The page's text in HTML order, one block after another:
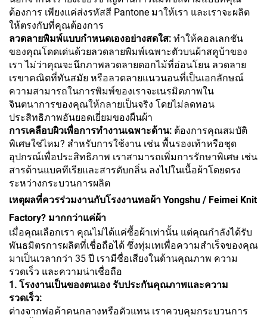
ต้องการ เพียงแค่ส่งรหัสสี Pantone มาให้เรา และเราจะผลิต
ให้ตรงกับที่คุณต้องการ
ลวดลายพิมพ์แบบกำหนดเองอย่างสดใส: ทำให้คอลเลกชัน
ของคุณโดดเด่นด้วยลวดลายพิมพ์เฉพาะตัวบนผ้าสคูบ้าของ
เรา ไม่ว่าคุณจะนึกภาพลวดลายดอกไม้ที่อ่อนโยน ลวดลาย
เรขาคณิตที่ทันสมัย หรือลวดลายแนวนอนที่เป็นเอกลักษณ์
ความสามารถในการพิมพ์ของเราจะเนรมิตภาพใน
จินตนาการของคุณให้กลายเป็นจริง โดยไม่ลดทอน
ประสิทธิภาพอันยอดเยี่ยมของผืนผ้า
การเคลือบผิวเพื่อการทำงานเฉพาะด้าน: ต้องการคุณสมบัติ
พิเศษใช่ไหม? สำหรับการใช้งาน เช่น พื้นรองเท้าหรือชุด
อุปกรณ์เพื่อประสิทธิภาพ เราสามารถเพิ่มการรักษาพิเศษ เช่น
สารต้านแบคทีเรียและสารดับกลิ่น ลงไปในเนื้อผ้าโดยตรง
ระหว่างกระบวนการผลิต
เหตุผลที่ควรร่วมงานกับโรงงานทอผ้า Yongshu / Feimei Knit
Factory? มากกว่าแค่ผ้า
เมื่อคุณเลือกเรา คุณไม่ได้แค่ซื้อผ้าเท่านั้น แต่คุณกำลังได้รับ
พันธมิตรการผลิตที่เชื่อถือได้ ซึ่งทุ่มเทเพื่อความสำเร็จของคุณ
มาเป็นเวลากว่า 35 ปี เรามีชื่อเสียงในด้านคุณภาพ ความ
รวดเร็ว และความน่าเชื่อถือ
1. โรงงานเป็นของตนเอง รับประกันคุณภาพและความ
รวดเร็ว:
ต่างจากพ่อค้าคนกลางหรือตัวแทน เราควบคุมกระบวนการ